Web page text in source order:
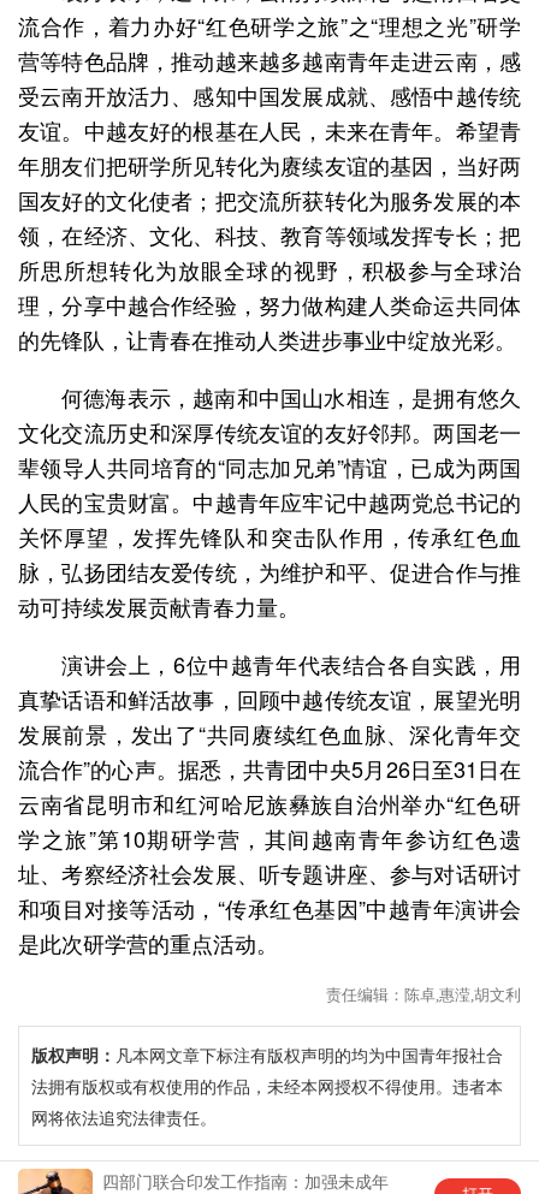
流合作，着力办好“红色研学之旅”之“理想之光”研学
营等特色品牌，推动越来越多越南青年走进云南，感
受云南开放活力、感知中国发展成就、感悟中越传统
友谊。中越友好的根基在人民，未来在青年。希望青
年朋友们把研学所见转化为赓续友谊的基因，当好两
国友好的文化使者；把交流所获转化为服务发展的本
领，在经济、文化、科技、教育等领域发挥专长；把
所思所想转化为放眼全球的视野，积极参与全球治
理，分享中越合作经验，努力做构建人类命运共同体
的先锋队，让青春在推动人类进步事业中绽放光彩。
何德海表示，越南和中国山水相连，是拥有悠久
文化交流历史和深厚传统友谊的友好邻邦。两国老一
辈领导人共同培育的“同志加兄弟”情谊，已成为两国
人民的宝贵财富。中越青年应牢记中越两党总书记的
关怀厚望，发挥先锋队和突击队作用，传承红色血
脉，弘扬团结友爱传统，为维护和平、促进合作与推
动可持续发展贡献青春力量。
演讲会上，6位中越青年代表结合各自实践，用
真挚话语和鲜活故事，回顾中越传统友谊，展望光明
发展前景，发出了“共同赓续红色血脉、深化青年交
流合作”的心声。据悉，共青团中央5月26日至31日在
云南省昆明市和红河哈尼族彝族自治州举办“红色研
学之旅”第10期研学营，其间越南青年参访红色遗
址、考察经济社会发展、听专题讲座、参与对话研讨
和项目对接等活动，“传承红色基因”中越青年演讲会
是此次研学营的重点活动。
责任编辑：陈卓,惠滢,胡文利
版权声明： 凡本网文章下标注有版权声明的均为中国青年报社合
法拥有版权或有权使用的作品，未经本网授权不得使用。违者本
网将依法追究法律责任。
四部门联合印发工作指南：加强未成年
中国